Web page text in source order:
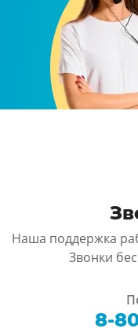
Наша поддержка
Звонки
8-